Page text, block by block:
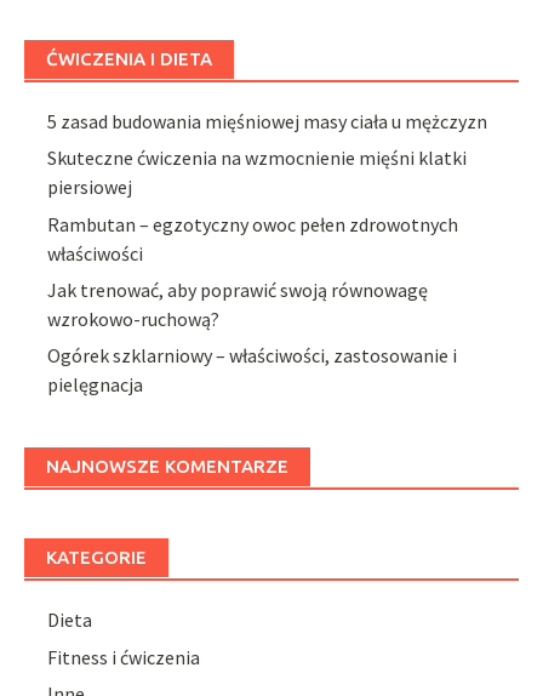
ĆWICZENIA I DIETA
5 zasad budowania mięśniowej masy ciała u mężczyzn
Skuteczne ćwiczenia na wzmocnienie mięśni klatki
piersiowej
Rambutan – egzotyczny owoc pełen zdrowotnych
właściwości
Jak trenować, aby poprawić swoją równowagę
wzrokowo-ruchową?
Ogórek szklarniowy – właściwości, zastosowanie i
pielęgnacja
NAJNOWSZE KOMENTARZE
KATEGORIE
Dieta
Fitness i ćwiczenia